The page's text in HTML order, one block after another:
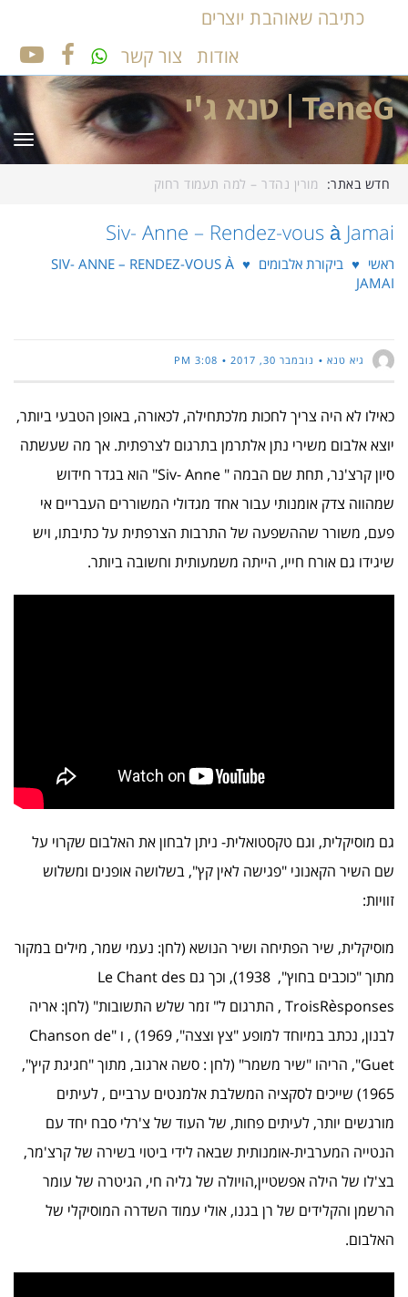
כתיבה שאוהבת יוצרים
אודות
צור קשר
TeneG | טנא ג'י
חדש באתר: מורין נהדר – למה תעמוד רחוק
Siv- Anne – Rendez-vous à Jamai
ראשי ♥ ביקורת אלבומים ♥
SIV- ANNE – RENDEZ-VOUS À
JAMAI
גיא טנא נובמבר 30, 2017 3:08 PM
כאילו לא היה צריך לחכות מלכתחילה, לכאורה, באופן הטבעי ביותר,
יוצא אלבום משירי נתן אלתרמן בתרגום לצרפתית. אך מה שעשתה
סיון קרצ'נר, תחת שם הבמה " Siv- Anne" הוא בגדר חידוש
שמהווה צדק אומנותי עבור אחד מגדולי המשוררים העבריים אי
פעם, משורר שההשפעה של התרבות הצרפתית על כתיבתו, ויש
שיגידו גם אורח חייו, הייתה משמעותית וחשובה ביותר.
גם מוסיקלית, וגם טקסטואלית- ניתן לבחון את האלבום שקרוי על
שם השיר הקאנוני "פגישה לאין קץ", בשלושה אופנים ומשלוש
זוויות:
מוסיקלית, שיר הפתיחה ושיר הנושא (לחן: נעמי שמר, מילים במקור
מתוך "כוכבים בחוץ", 1938), וכך גם Le Chant des
TroisRèsponses , התרגום ל" זמר שלש התשובות" (לחן: אריה
לבנון, נכתב במיוחד למופע "צץ וצצה", 1969) , ו "Chanson de
Guet", הריהו "שיר משמר" (לחן : סשה ארגוב, מתוך "חגיגת קיץ",
1965) שייכים לסקציה המשלבת אלמנטים ערביים , לעיתים
מורגשים יותר, לעיתים פחות, של העוד של צ'רלי סבח יחד עם
הנטייה המערבית-אומנותית שבאה לידי ביטוי בשירה של קרצ'מר,
בצ'לו של הילה אפשטיין,הויולה של גליה חי, הגיטרה של עומר
הרשמן והקלידים של רן בגנו, אולי עמוד השדרה המוסיקלי של
האלבום.